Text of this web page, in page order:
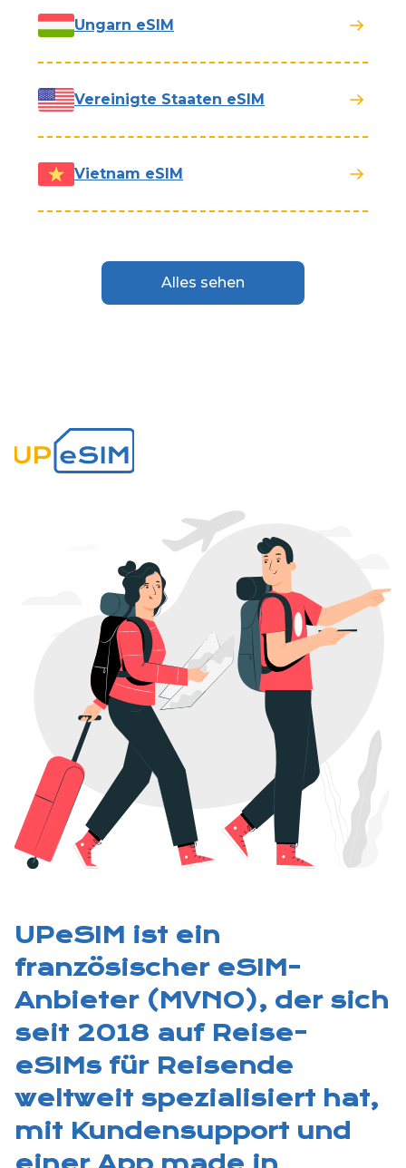
Ungarn eSIM
Vereinigte Staaten eSIM
Vietnam eSIM
Alles sehen
UPeSIM ist ein
französischer eSIM-
Anbieter (MVNO), der sich
seit 2018 auf Reise-
eSIMs für Reisende
weltweit spezialisiert hat,
mit Kundensupport und